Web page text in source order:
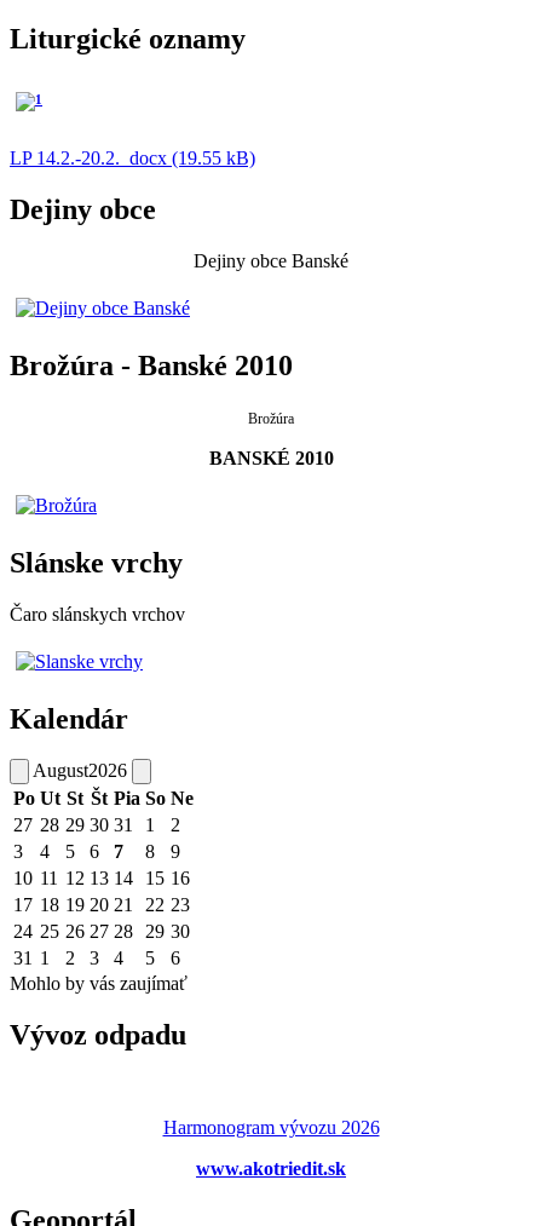
Liturgické oznamy
LP 14.2.-20.2._docx (19.55 kB)
Dejiny obce
Dejiny obce Banské
Brožúra - Banské 2010
Brožúra
BANSKÉ 2010
Slánske vrchy
Čaro slánskych vrchov
Kalendár
August2026
Po Ut St Št Pia So Ne
27 28 29 30 31 1
2
3
4 5 6 7 8
9
10 11 12 13 14 15 16
17 18 19 20 21 22 23
24 25 26 27 28 29 30
31 1 2 3 4 5
6
Mohlo by vás zaujímať
Vývoz odpadu
Harmonogram vývozu 2026
www.akotriedit.sk